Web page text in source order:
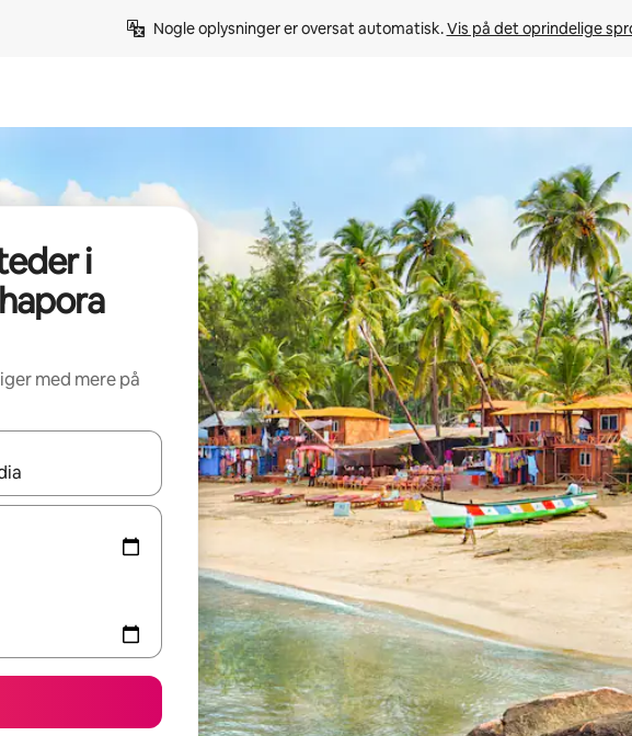
Nogle oplysninger er oversat automatisk. Vis på det oprindelige
i
med mere på
skal du navigere med piletasterne op og ned eller se mere ved at trykke eller stryge.